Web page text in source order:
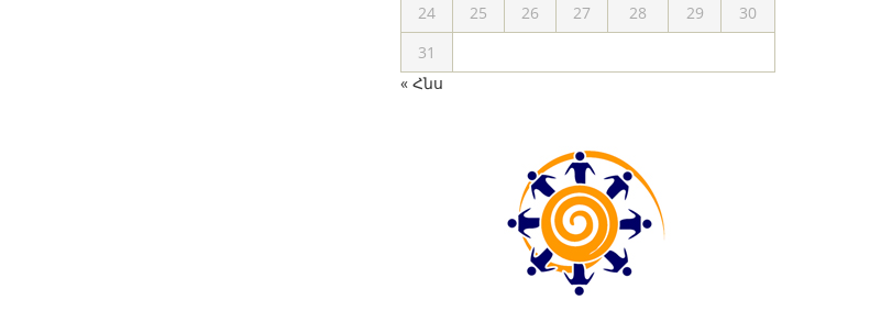
24
25 26 27 28 29
30
31
« Հնս